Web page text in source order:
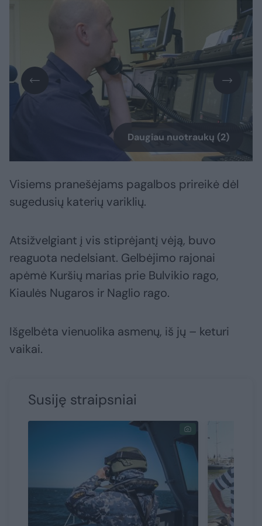
Daugiau nuotraukų (2)
Visiems pranešėjams pagalbos prireikė dėl
sugedusių katerių variklių.
Atsižvelgiant į vis stiprėjantį vėją, buvo
reaguota nedelsiant. Gelbėjimo rajonai
apėmė Kuršių marias prie Bulvikio rago,
Kiaulės Nugaros ir Naglio rago.
Išgelbėta vienuolika asmenų, iš jų – keturi
vaikai.
Susiję straipsniai